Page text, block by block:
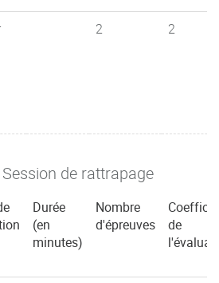
2 2
de rattrapage
Durée
(en
minutes)
Nombre
d'épreuves
de